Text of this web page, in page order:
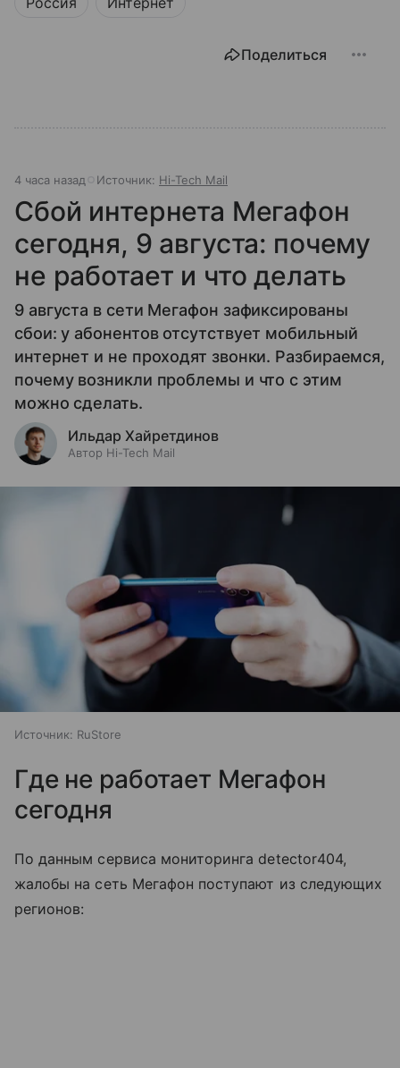
Поделиться
4 часа назад Источник: Hi-Tech Mail
Сбой интернета Мегафон
сегодня, 9 августа: почему
не работает и что делать
9 августа в сети Мегафон зафиксированы
сбои: у абонентов отсутствует мобильный
интернет и не проходят звонки. Разбираемся,
почему возникли проблемы и что с этим
можно сделать.
Ильдар Хайретдинов
Автор Hi-Tech Mail
Источник: RuStore
Где не работает Мегафон
сегодня
По данным сервиса мониторинга detector404,
жалобы на сеть Мегафон поступают из следующих
регионов: